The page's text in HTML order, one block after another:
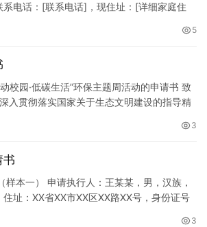
电话：[联系电话]，现住址：[详细家庭住
5
校园·低碳生活”环保主题周活动的申请书 致
入贯彻落实国家关于生态文明建设的指导精
3
书
样本一） 申请执行人：王某某，男，汉族，
址：XX省XX市XX区XX路XX号，身份证号
3